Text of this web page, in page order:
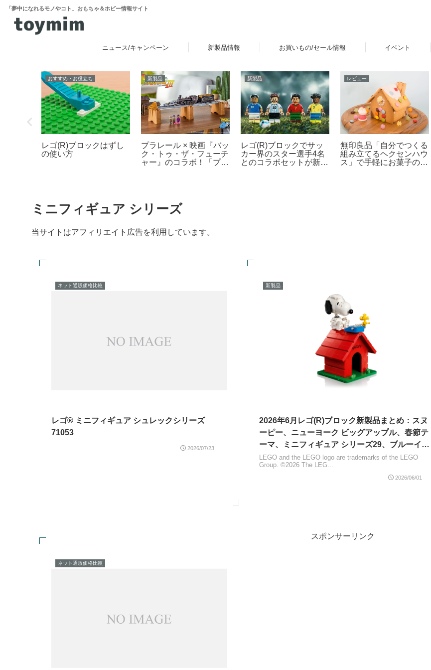
「夢中になれるモノやコト」おもちゃ＆ホビー情報サイト
ニュース/キャンペーン 新製品情報 お買いもの/セール情報 イベント
おすすめ・お役立ち
レゴ(R)ブロックはずし
の使い方
新製品
プラレール × 映画『バッ
ク・トゥ・ザ・フューチ
ャー』のコラボ！「プラ
2025年10月新登場！
新製品
レゴ(R)ブロックでサッ
カー界のスター選手4名
とのコラボセットが新登
レビュー
無印良品「自分でつくる
組み立てるヘクセンハウ
ス」で手軽にお菓子の家
ミニフィギュア シリーズ
当サイトはアフィリエイト広告を利用しています。
ネット通販価格比較
レゴ® ミニフィギュア シュレックシリーズ
71053
2026/07/23
新製品
2026年6月レゴ(R)ブロック新製品まとめ：スヌ
ーピー、ニューヨーク ビッグアップル、春節テ
ーマ、ミニフィギュア シリーズ29、ブルーイ、
マインクラフト、ロード・オブ・ザ・リングなど
LEGO and the LEGO logo are trademarks of the LEGO
Group. ©2026 The LEG...
2026/06/01
ネット通販価格比較
スポンサーリンク